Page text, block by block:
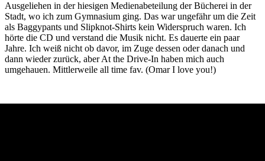
Ausgeliehen in der hiesigen Medienabeteilung der Bücherei in der
Stadt, wo ich zum Gymnasium ging. Das war ungefähr um die Zeit
als Baggypants und Slipknot-Shirts kein Widerspruch waren. Ich
hörte die CD und verstand die Musik nicht. Es dauerte ein paar
Jahre. Ich weiß nicht ob davor, im Zuge dessen oder danach und
dann wieder zurück, aber At the Drive-In haben mich auch
umgehauen. Mittlerweile all time fav. (Omar I love you!)